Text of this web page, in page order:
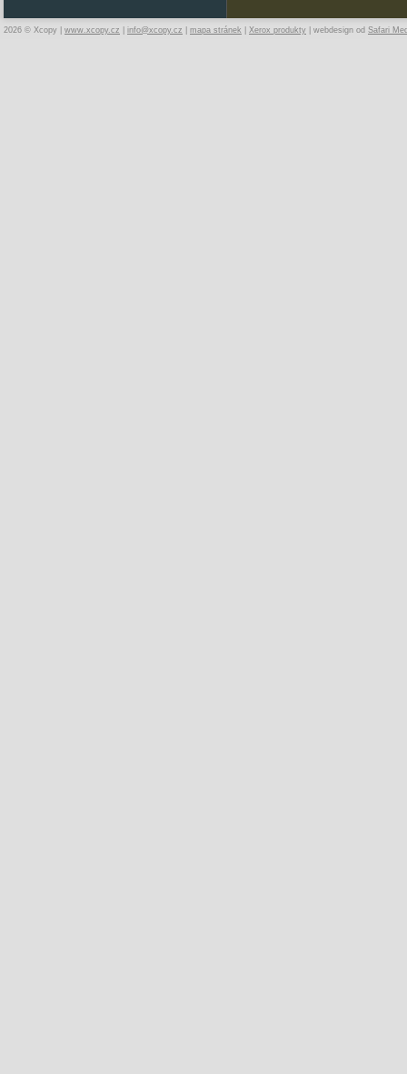
2026 © Xcopy | www.xcopy.cz info@xcopy.cz mapa stránek Xerox produkty | webdesign od Safari